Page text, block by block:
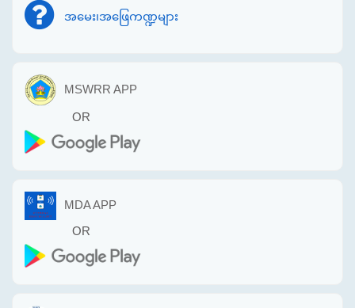
အမေး၊အဖြေကဏ္ဍများ
MSWRR APP
OR
MDA APP
OR